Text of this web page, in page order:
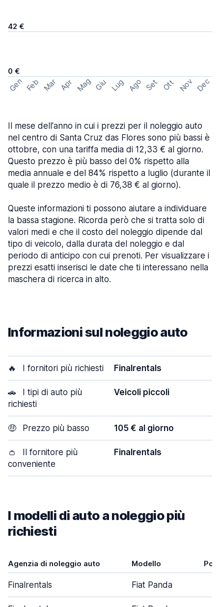
42 €
0 €
Gen Feb Mar Apr Mag Giu Lug Ago Set Ott Nov Dec
Il mese dell'anno in cui i prezzi per il noleggio auto
nel centro di Santa Cruz das Flores sono più bassi è
ottobre, con una tariffa media di 12,33 € al giorno.
Questo prezzo è più basso del 0% rispetto alla
media annuale e del 84% rispetto a luglio (durante il
quale il prezzo medio è di 76,38 € al giorno).
Queste informazioni ti possono aiutare a individuare
la bassa stagione. Ricorda però che si tratta solo di
valori medi e che il costo del noleggio dipende dal
tipo di veicolo, dalla durata del noleggio e dal
periodo di anticipo con cui prenoti. Per visualizzare i
prezzi esatti inserisci le date che ti interessano nella
maschera di ricerca in alto.
Informazioni sul noleggio auto
🔥 I fornitori più richiesti Finalrentals
🚗
I tipi di auto più
richiesti
Veicoli piccoli
🤑 Prezzo più basso 105 € al giorno
👛
Il fornitore più
conveniente
Finalrentals
I modelli di auto a noleggio più
richiesti
Agenzia di noleggio auto Modello
Finalrentals Fiat Panda